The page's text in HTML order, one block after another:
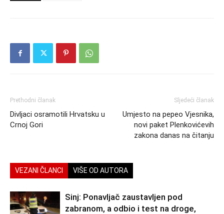
Prethodni članak
Divljaci osramotili Hrvatsku u
Crnoj Gori
Sljedeći članak
Umjesto na pepeo Vjesnika,
novi paket Plenkovićevih
zakona danas na čitanju
VEZANI ČLANCI VIŠE OD AUTORA
Sinj: Ponavljač zaustavljen pod
zabranom, a odbio i test na droge,